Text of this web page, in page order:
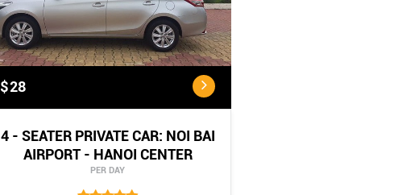
$28
4 - SEATER PRIVATE CAR: NOI BAI
AIRPORT - HANOI CENTER
PER DAY